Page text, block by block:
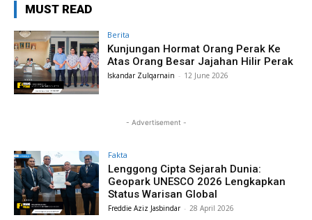
MUST READ
Berita
Kunjungan Hormat Orang Perak Ke
Atas Orang Besar Jajahan Hilir Perak
Iskandar Zulqarnain - 12 June 2026
- Advertisement -
Fakta
Lenggong Cipta Sejarah Dunia:
Geopark UNESCO 2026 Lengkapkan
Status Warisan Global
Freddie Aziz Jasbindar - 28 April 2026